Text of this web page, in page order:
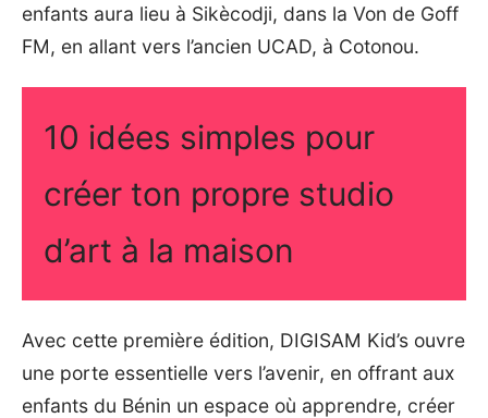
enfants aura lieu à Sikècodji, dans la Von de Goff
FM, en allant vers l’ancien UCAD, à Cotonou.
10 idées simples pour
créer ton propre studio
d’art à la maison
Avec cette première édition, DIGISAM Kid’s ouvre
une porte essentielle vers l’avenir, en offrant aux
enfants du Bénin un espace où apprendre, créer